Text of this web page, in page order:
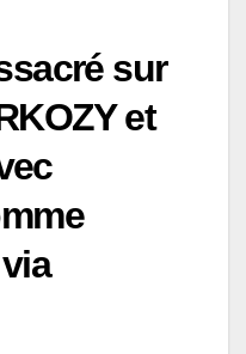
sur
et